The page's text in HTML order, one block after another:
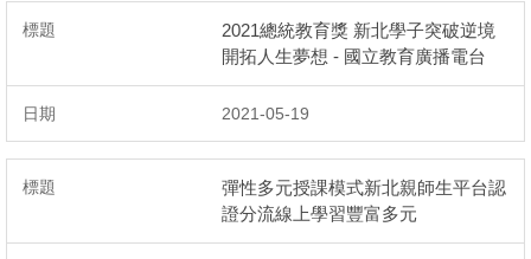
2021總統教育獎 新北學子突破逆境
開拓人生夢想 - 國立教育廣播電台
2021-05-19
彈性多元授課模式新北親師生平台認
證分流線上學習豐富多元